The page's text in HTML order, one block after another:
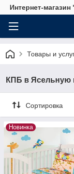
Интернет-
Товары и
КПБ в Ясельную
Сортировка
Новинка